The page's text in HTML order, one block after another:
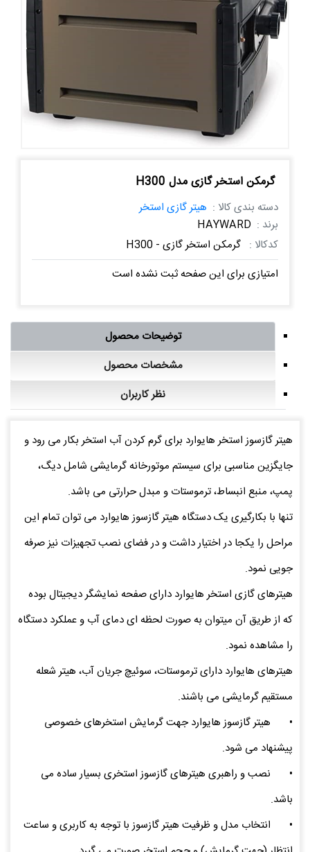
گرمکن استخر گازی مدل H300
دسته بندی کالا : هیتر گازی استخر
برند : HAYWARD
کدکالا : گرمکن استخر گازی - H300
امتیازی برای این صفحه ثبت نشده است
توضیحات محصول
مشخصات محصول
نظر کاربران
هیتر گازسوز استخر هایوارد برای گرم کردن آب استخر بکار می رود و
جایگزین مناسبی برای سیستم موتورخانه گرمایشی شامل دیگ،
پمپ، منبع انبساط، ترموستات و مبدل حرارتی می باشد.
تنها با بکارگیری یک دستگاه هیتر گازسوز هایوارد می توان تمام این
مراحل را یکجا در اختیار داشت و در فضای نصب تجهیزات نیز صرفه
جویی نمود.
هیترهای گازی استخر هایوارد دارای صفحه نمایشگر دیجیتال بوده
که از طریق آن میتوان به صورت لحظه ای دمای آب و عملکرد دستگاه
را مشاهده نمود.
هیترهای هایوارد دارای ترموستات، سوئیچ جریان آب، هیتر شعله
مستقیم گرمایشی می باشند.
•
هیتر گازسوز هایوارد جهت گرمایش استخرهای خصوصی
پیشنهاد می شود.
•
نصب و راهبری هیترهای گازسوز استخری بسیار ساده می
باشد.
•
انتخاب مدل و ظرفیت هیتر گازسوز با توجه به کاربری و ساعت